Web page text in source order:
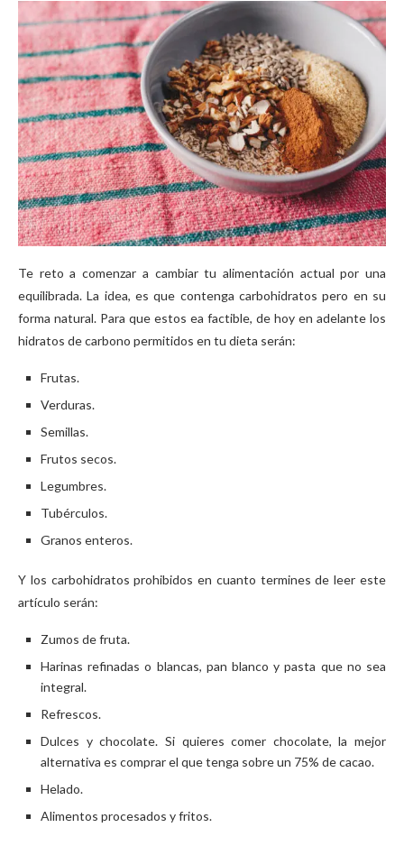
Te reto a comenzar a cambiar tu alimentación actual por una
equilibrada. La idea, es que contenga carbohidratos pero en su
forma natural. Para que estos ea factible, de hoy en adelante los
hidratos de carbono permitidos en tu dieta serán:
Frutas.
Verduras.
Semillas.
Frutos secos.
Legumbres.
Tubérculos.
Granos enteros.
Y los carbohidratos prohibidos en cuanto termines de leer este
artículo serán:
Zumos de fruta.
Harinas refinadas o blancas, pan blanco y pasta que no sea
integral.
Refrescos.
Dulces y chocolate. Si quieres comer chocolate, la mejor
alternativa es comprar el que tenga sobre un 75% de cacao.
Helado.
Alimentos procesados y fritos.